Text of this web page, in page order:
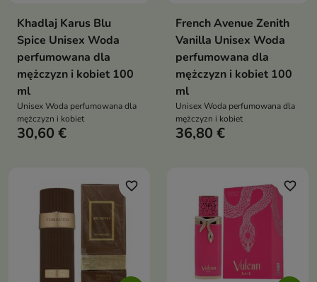
Khadlaj Karus Blu
Spice Unisex Woda
perfumowana dla
mężczyzn i kobiet 100
ml
Unisex Woda perfumowana dla
mężczyzn i kobiet
30,60 €
French Avenue Zenith
Vanilla Unisex Woda
perfumowana dla
mężczyzn i kobiet 100
ml
Unisex Woda perfumowana dla
mężczyzn i kobiet
36,80 €
favorite_border favorite_border